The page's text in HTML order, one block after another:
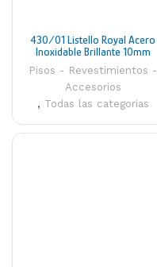
430/01 Listello Royal Acero
Inoxidable Brillante 10mm
Atrim
Pisos - Revestimientos -
Accesorios
, Todas las categorias